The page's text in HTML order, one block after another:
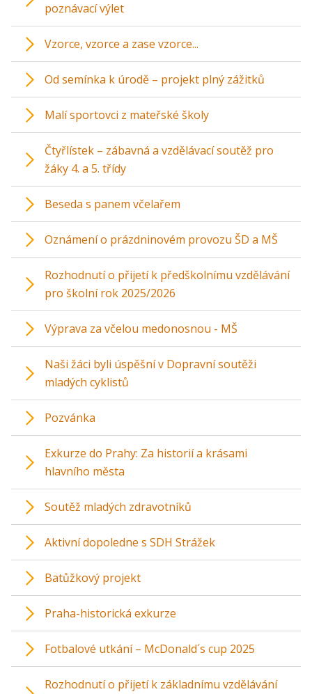
poznávací výlet
Vzorce, vzorce a zase vzorce...
Od semínka k úrodě – projekt plný zážitků
Malí sportovci z mateřské školy
Čtyřlístek – zábavná a vzdělávací soutěž pro
žáky 4. a 5. třídy
Beseda s panem včelařem
Oznámení o prázdninovém provozu ŠD a MŠ
Rozhodnutí o přijetí k předškolnímu vzdělávání
pro školní rok 2025/2026
Výprava za včelou medonosnou - MŠ
Naši žáci byli úspěšní v Dopravní soutěži
mladých cyklistů
Pozvánka
Exkurze do Prahy: Za historií a krásami
hlavního města
Soutěž mladých zdravotníků
Aktivní dopoledne s SDH Strážek
Batůžkový projekt
Praha-historická exkurze
Fotbalové utkání – McDonald´s cup 2025
Rozhodnutí o přijetí k základnímu vzdělávání